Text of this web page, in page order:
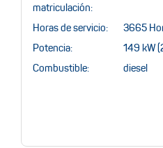
matriculación:
Horas de servicio: 3665
Potencia: 149 kW
Combustible: diesel